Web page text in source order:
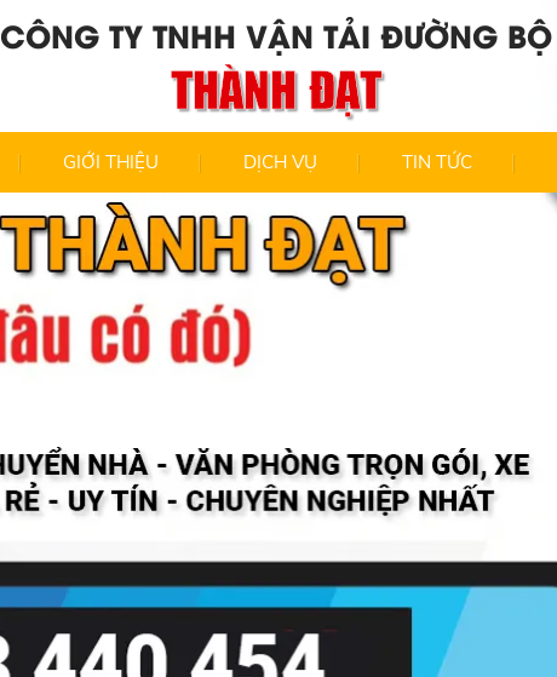
CÔNG TY TNHH VẬN TẢI ĐƯỜNG BỘ
THÀNH ĐẠT
GIỚI THIỆU DỊCH VỤ TIN TỨC